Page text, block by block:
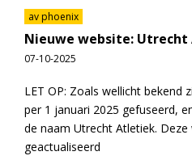
av phoenix
Nieuwe website:
07-10-2025
LET OP: Zoals wellicht bekend
per 1 januari 2025 gefuseerd,
de naam Utrecht Atletiek.
geactualiseerd